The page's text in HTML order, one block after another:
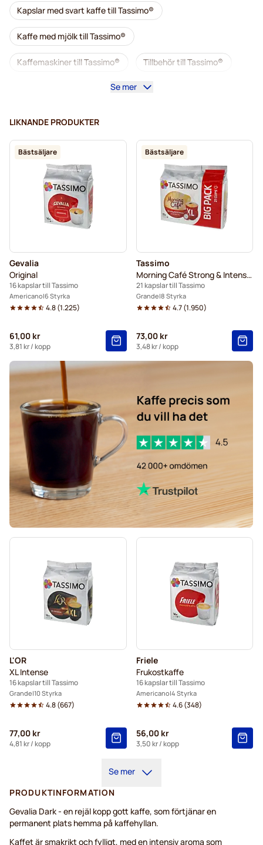
Kapslar med svart kaffe till Tassimo®
Kaffe med mjölk till Tassimo®
Kaffemaskiner till Tassimo® Tillbehör till Tassimo®
Koffeinfritt kaffe för Tassimo
Avkalkning och rengöring för Tassimo
L'OR-kaffekapslar för Tassimo
Jacobs-kaffekapslar för Tassimo
Kapslar till Tassimo® Friele-kaffekapslar för Tassimo
Choklad och te till Tassimo®
Gevalia-kaffekapslar för Tassimo
Se mer
LIKNANDE PRODUKTER
Bästsäljare
Gevalia
Original
16 kapslar till Tassimo
Americano 6 Styrka
4.8(1.225)
61,00 kr
3,81 kr/ kopp
Bästsäljare
Tassimo
Morning Café Strong & Intense XL
21 kapslar till Tassimo
Grande 8 Styrka
4.7(1.950)
73,00 kr
3,48 kr/ kopp
L'OR
XL Intense
16 kapslar till Tassimo
Grande 10 Styrka
4.8(667)
77,00 kr
4,81 kr/ kopp
Friele
Frukostkaffe
16 kapslar till Tassimo
Americano 4 Styrka
4.6(348)
56,00 kr
3,50 kr/ kopp
Se mer
PRODUKTINFORMATION
Gevalia Dark - en rejäl kopp gott kaffe, som förtjänar en
permanent plats hemma på kaffehyllan.
Kaffet är smakrikt och fylligt, med en intensiv aroma som